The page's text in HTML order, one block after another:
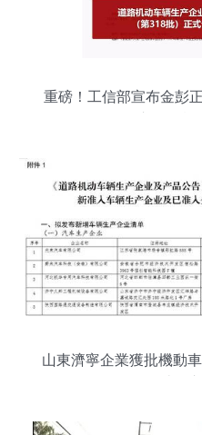
重磅！工信部宣布金彭
山東濟寧企業獲批機動